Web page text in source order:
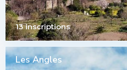
13 inscriptions
Les Angles